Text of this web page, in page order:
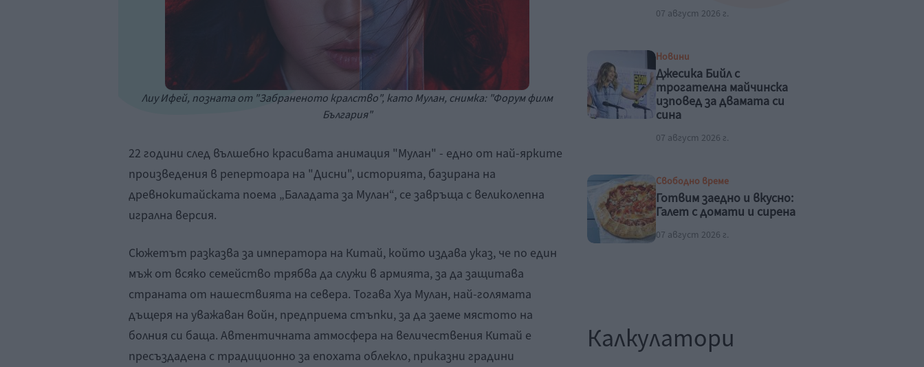
Лиу Ифей, позната от "Забраненото кралство", като Мулан, снимка: "Форум филм
България"
22 години след вълшебно красивата анимация "Мулан" - едно от най-ярките
произведения в репертоара на "Дисни", историята, базирана на
древнокитайската поема „Баладата за Мулан“, се завръща с великолепна
игрална версия.
Сюжетът разказва за императора на Китай, който издава указ, че по един
мъж от всяко семейство трябва да служи в армията, за да защитава
страната от нашествията на севера. Тогава Хуа Мулан, най-голямата
дъщеря на уважаван войн, предприема стъпки, за да заеме мястото на
болния си баща. Автентичната атмосфера на величествения Китай е
пресъздадена с традиционно за епохата облекло, приказни градини
07 август 2026 г.
Новини
Джесика Бийл с
трогателна майчинска
изповед за двамата си
сина
07 август 2026 г.
Свободно време
Готвим заедно и вкусно:
Галет с домати и сирена
07 август 2026 г.
Калкулатори